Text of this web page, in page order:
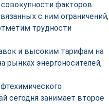
факторов.
с ним ограничений,
трудности
и высоким тарифам на
рынках энергоносителей,
сегодня занимает второе